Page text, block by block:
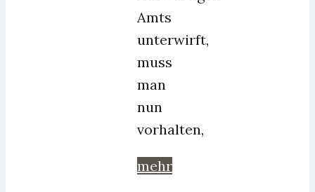
Amts
unterwirft,
muss
man
nun
vorhalten,
mehr